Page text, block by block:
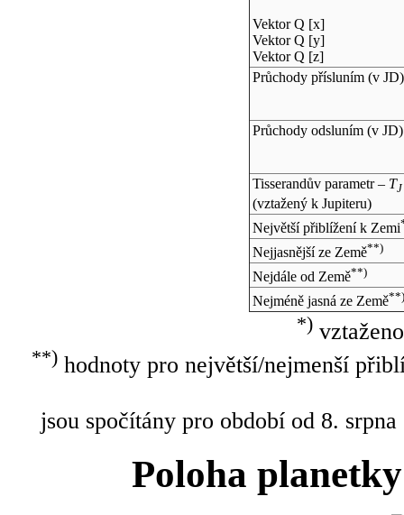
Vektor Q [x]
Vektor Q [y]
Vektor Q [z]
Průchody přísluním (v JD)
Průchody odsluním (v JD)
Tisserandův parametr – TJ
(vztažený k Jupiteru)
Největší přiblížení k Zemi
Nejjasnější ze Země**)
Nejdále od Země**)
Nejméně jasná ze Země**)
*)
**)hodnoty pro největší/nejmenší
jsou spočítány pro období od 8.
Poloha